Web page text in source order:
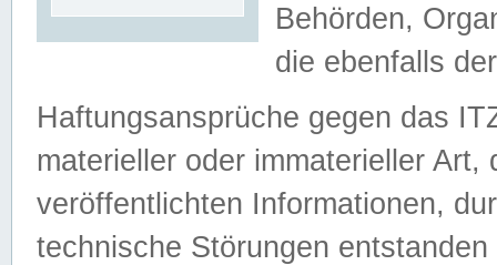
Behörden,
die ebenfalls
Haftungsansprüche gegen das
materieller oder immaterieller
veröffentlichten Informationen,
technische Störungen